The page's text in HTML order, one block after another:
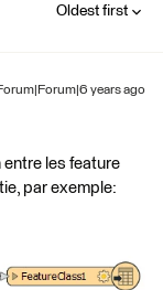
Oldest first
years ago
entre les feature
par exemple: